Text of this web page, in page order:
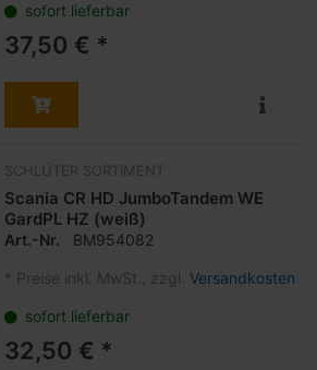
sofort lieferbar
37,50 € *
SCHLÜTER SORTIMENT
Scania CR HD JumboTandem WE
GardPL HZ (weiß)
Art.-Nr. BM954082
* Preise inkl. MwSt., zzgl. Versandkosten
sofort lieferbar
32,50 € *